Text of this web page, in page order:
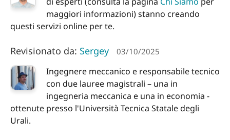
maggiori informazioni) stanno creando
questi servizi online per te.
Revisionato da: Sergey 03/10/2025
Ingegnere meccanico e responsabile tecnico
con due lauree magistrali – una in
ingegneria meccanica e una in economia -
ottenute presso l'Università Tecnica Statale degli
Urali.